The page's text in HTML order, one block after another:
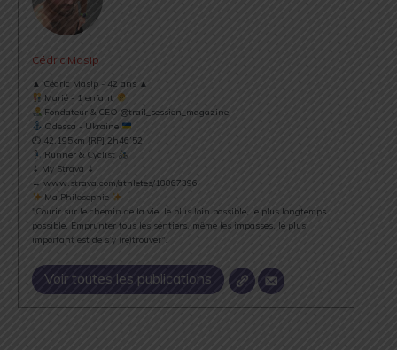
Cédric Masip
▲ Cédric Masip - 42 ans ▲
Marié - 1 enfant
Fondateur & CEO @trail_session_magazine
Odessa - Ukraine
⏱ 42.195km [RP] 2h46’52
Runner & Cyclist
⇣ My Strava ⇣
→ www.strava.com/athletes/18867396
Ma Philosophie
"Courir sur le chemin de la vie, le plus loin possible, le plus longtemps
possible. Emprunter tous les sentiers, même les impasses, le plus
important est de s’y (re)trouver".
Voir toutes les publications